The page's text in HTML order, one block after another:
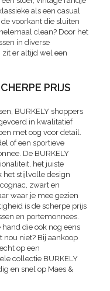
als een casual
voorkant die sluiten
clean? Door het
in diverse
er altijd wel een
PRIJS
BURKELY shoppers
in kwalitatief
met oog voor detail.
of een sportieve
De BURKELY
het juiste
stijlvolle design
zwart en
waar je mee gezien
is de scherpe prijs
en portemonnees.
hand die ook nog eens
nou niet? Bij aankoop
op een
collectie BURKELY
en snel op Maes &